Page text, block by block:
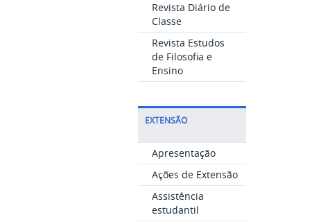
Revista Diário de
Classe
Revista Estudos
de Filosofia e
Ensino
EXTENSÃO
Apresentação
Ações de Extensão
Assistência
estudantil